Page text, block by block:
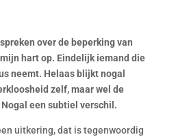
over de beperking van
hart op. Eindelijk iemand die
neemt. Helaas blijkt nogal
zelf, maar wel de
een subtiel verschil.
uitkering, dat is tegenwoordig